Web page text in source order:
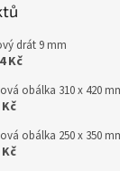
drát 9 mm
Kč
obálka 310 x 420
obálka 250 x 350